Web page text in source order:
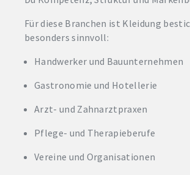
Für diese Branchen ist Kleidung
besonders sinnvoll:
Handwerker und Bauunternehmen
Gastronomie und Hotellerie
Arzt- und Zahnarztpraxen
Pflege- und Therapieberufe
Vereine und Organisationen